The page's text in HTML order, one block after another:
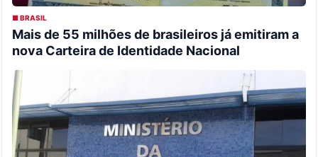
■ BRASIL
Mais de 55 milhões de brasileiros já emitiram a
nova Carteira de Identidade Nacional